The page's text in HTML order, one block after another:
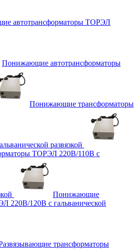
автотрансформаторы ТОРЭЛ
Понижающие автотрансформаторы
Понижающие трансформаторы
развязкой
ТОРЭЛ 220В/110В с
Понижающие
220В/120В с гальванической
трансформаторы